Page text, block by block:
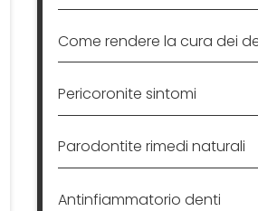
Pericoronite sintomi
Parodontite rimedi naturali
Antinfiammatorio denti